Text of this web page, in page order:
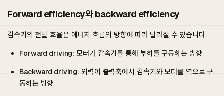
Forward efficiency와 backward efficiency
감속기의 전달 효율은 에너지 흐름의 방향에 따라 달라질 수 있습니다.
Forward driving: 모터가 감속기를 통해 부하를 구동하는 방향
Backward driving: 외력이 출력축에서 감속기와 모터를 역으로 구
동하는 방향